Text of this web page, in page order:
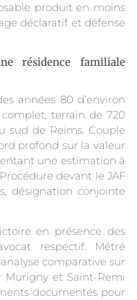
produit en moins
déclaratif et défense
résidence familiale
années 80 d’environ
terrain de 720
sud de Reims. Couple
profond sur la valeur
une estimation à
devant le JAF
désignation conjointe
en présence des
respectif. Métré
comparative sur
Murigny et Saint-Remi
documentés pour